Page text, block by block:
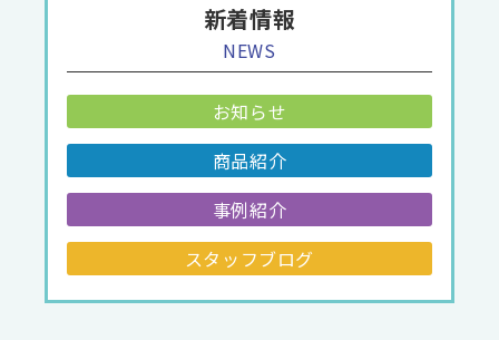
新着情報
NEWS
お知らせ
商品紹介
事例紹介
スタッフブログ